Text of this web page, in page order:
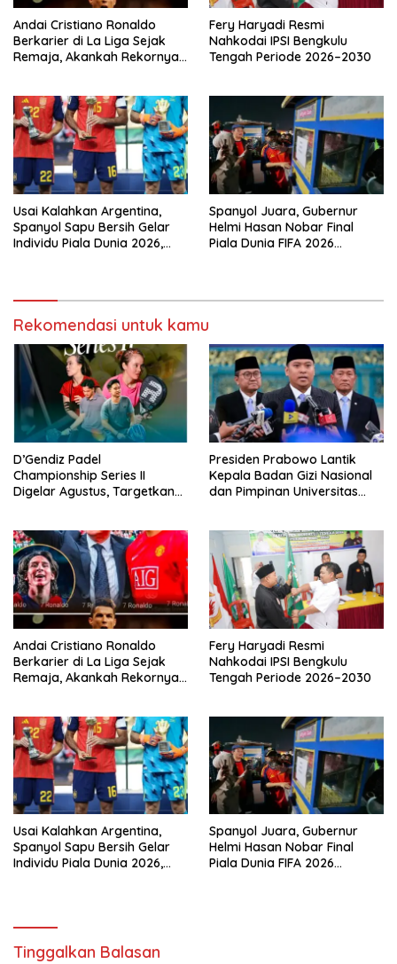
Andai Cristiano Ronaldo
Berkarier di La Liga Sejak
Remaja, Akankah Rekornya
Fery Haryadi Resmi
Nahkodai IPSI Bengkulu
Tengah Periode 2026–2030
Usai Kalahkan Argentina,
Spanyol Sapu Bersih Gelar
Individu Piala Dunia 2026,
Spanyol Juara, Gubernur
Helmi Hasan Nobar Final
Piala Dunia FIFA 2026
Rekomendasi untuk kamu
D’Gendiz Padel
Championship Series II
Digelar Agustus, Targetkan
Presiden Prabowo Lantik
Kepala Badan Gizi Nasional
dan Pimpinan Universitas
Andai Cristiano Ronaldo
Berkarier di La Liga Sejak
Remaja, Akankah Rekornya
Fery Haryadi Resmi
Nahkodai IPSI Bengkulu
Tengah Periode 2026–2030
Usai Kalahkan Argentina,
Spanyol Sapu Bersih Gelar
Individu Piala Dunia 2026,
Spanyol Juara, Gubernur
Helmi Hasan Nobar Final
Piala Dunia FIFA 2026
Tinggalkan Balasan